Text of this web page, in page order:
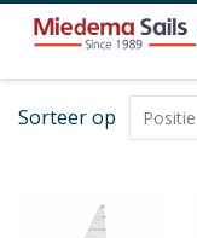
Sorteer op